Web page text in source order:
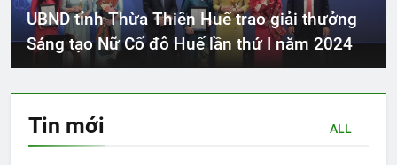
UBND tỉnh Thừa Thiên Huế trao giải thưởng
Sáng tạo Nữ Cố đô Huế lần thứ I năm 2024
Tin mới ALL